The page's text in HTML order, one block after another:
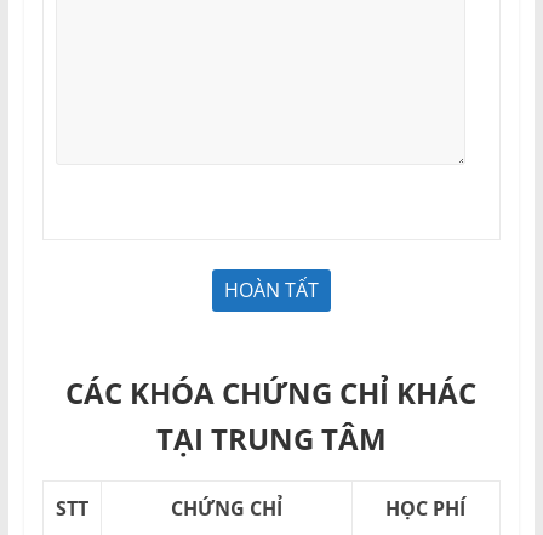
CÁC KHÓA CHỨNG CHỈ KHÁC
TẠI TRUNG TÂM
STT CHỨNG CHỈ HỌC PHÍ